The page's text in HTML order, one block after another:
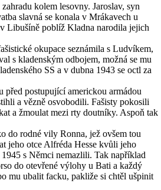
kolem lesovny. Jaroslav, syn
slavná se konala v Mrákavech u
Libušíně poblíž Kladna narodila jejich
okupace seznámila s Ludvíkem,
s kladenským odbojem, možná se mu
SS a v dubna 1943 se octl za
před postupující americkou armádou
a vězně osvobodili. Fašisty pokosili
a žmoulat mezi rty doutníky. Aspoň tak
do rodné vily Ronna, jež ovšem tou
jeho otce Alfréda Hesse kvůli jeho
s Němci nemazlili. Tak například
do otevřené výlohy u Bati a každý
mu ubalit facku, pakliže si chtěl ušpinit